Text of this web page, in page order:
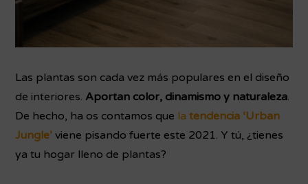
Las plantas son cada vez más populares en el diseño
de interiores. Aportan color, dinamismo y naturaleza.
De hecho, ha os contamos que latendencia ‘Urban
Jungle’ viene pisando fuerte este 2021. Y tú, ¿tienes
ya tu hogar lleno de plantas?